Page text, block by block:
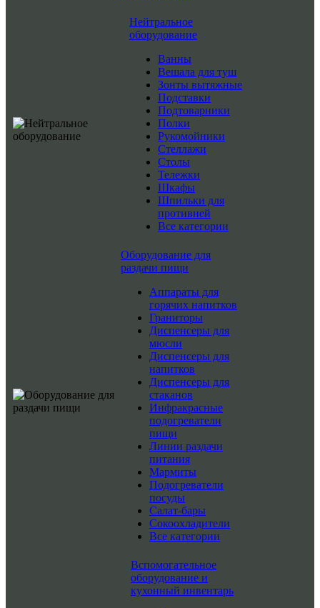
Нейтральное
оборудование
Ванны
Вешала для туш
Зонты вытяжные
Подставки
Подтоварники
Полки
Рукомойники
Стеллажи
Столы
Тележки
Шкафы
Шпильки для
противней
Все категории
Оборудование для
раздачи пищи
Аппараты для
горячих напитков
Граниторы
Диспенсеры для
мюсли
Диспенсеры для
напитков
Диспенсеры для
стаканов
Инфракрасные
подогреватели
пищи
Линии раздачи
питания
Мармиты
Подогреватели
посуды
Салат-бары
Сокоохладители
Все категории
Вспомогательное
оборудование и
кухонный инвентарь